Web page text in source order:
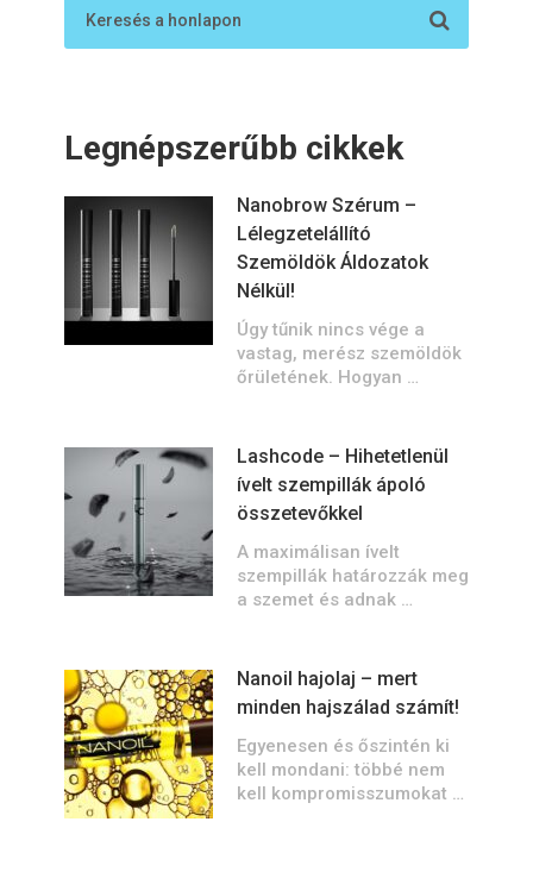
Legnépszerűbb cikkek
Nanobrow Szérum –
Lélegzetelállító
Szemöldök Áldozatok
Nélkül!
Úgy tűnik nincs vége a
vastag, merész szemöldök
őrületének. Hogyan …
Lashcode – Hihetetlenül
ívelt szempillák ápoló
összetevőkkel
A maximálisan ívelt
szempillák határozzák meg
a szemet és adnak …
Nanoil hajolaj – mert
minden hajszálad számít!
Egyenesen és őszintén ki
kell mondani: többé nem
kell kompromisszumokat …